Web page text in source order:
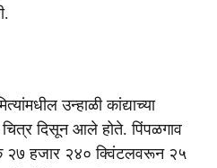
उन्हाळी कांद्याच्या
दिसून आले होते. पिंपळगाव
२७ हजार २४० क्विंटलवरून २५